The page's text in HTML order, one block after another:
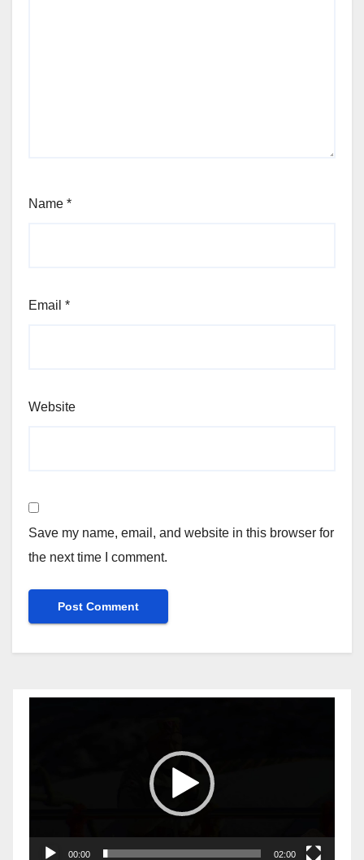
Name *
Email *
Website
Save my name, email, and website in this browser for
the next time I comment.
00:00 02:00